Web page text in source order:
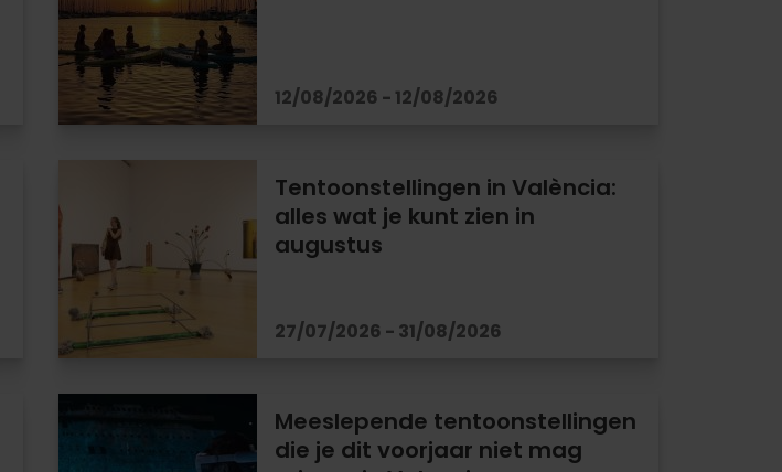
12/08/2026 - 12/08/2026
Tentoonstellingen in València:
alles wat je kunt zien in
augustus
27/07/2026 - 31/08/2026
Meeslepende tentoonstellingen
die je dit voorjaar niet mag